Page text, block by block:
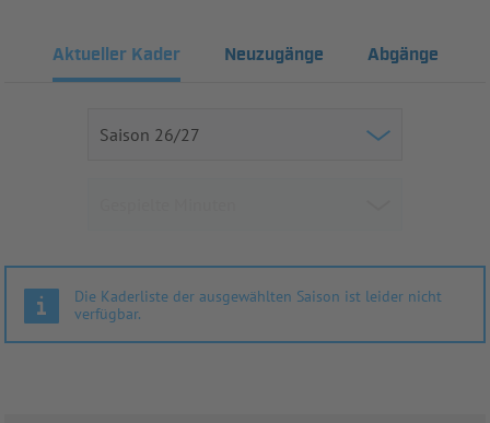
Aktueller Kader Neuzugänge Abgänge
Die Kaderliste der ausgewählten Saison ist leider nicht
verfügbar.